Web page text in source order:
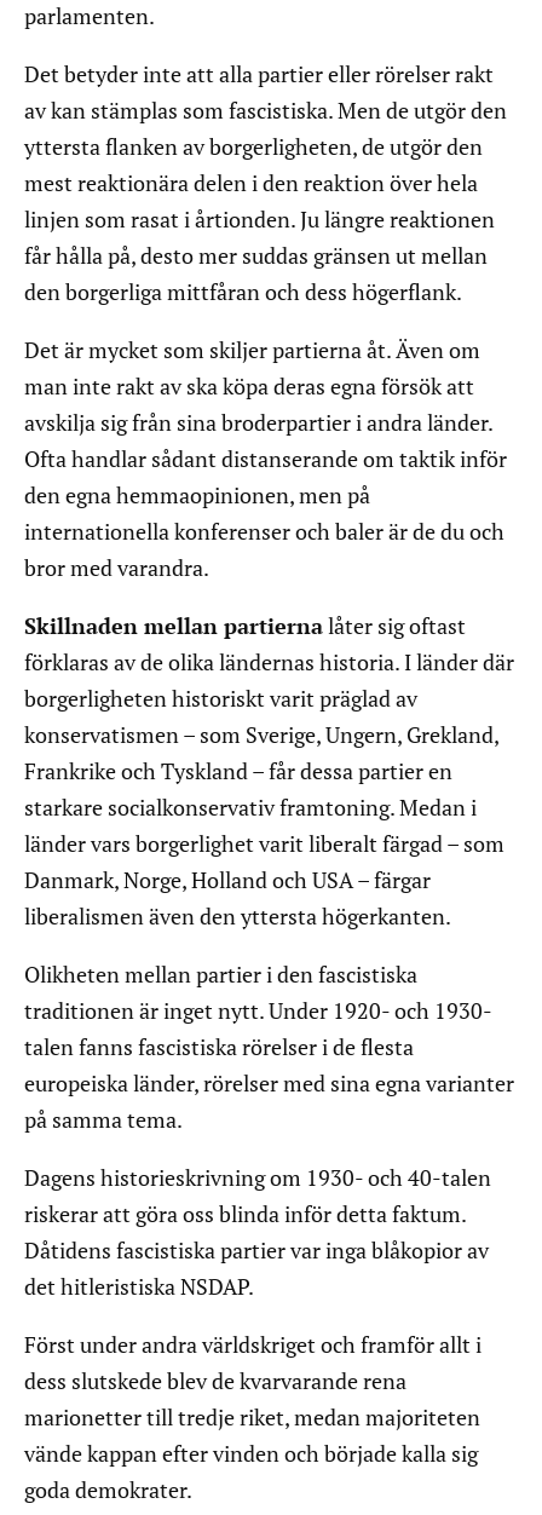
parlamenten.
Det betyder inte att alla partier eller rörelser rakt
av kan stämplas som fascistiska. Men de utgör den
yttersta flanken av borgerligheten, de utgör den
mest reaktionära delen i den reaktion över hela
linjen som rasat i årtionden. Ju längre reaktionen
får hålla på, desto mer suddas gränsen ut mellan
den borgerliga mittfåran och dess högerflank.
Det är mycket som skiljer partierna åt. Även om
man inte rakt av ska köpa deras egna försök att
avskilja sig från sina broderpartier i andra länder.
Ofta handlar sådant distanserande om taktik inför
den egna hemmaopinionen, men på
internationella konferenser och baler är de du och
bror med varandra.
Skillnaden mellan partiernalåter sig oftast
förklaras av de olika ländernas historia. I länder där
borgerligheten historiskt varit präglad av
konservatismen – som Sverige, Ungern, Grekland,
Frankrike och Tyskland – får dessa partier en
starkare socialkonservativ framtoning. Medan i
länder vars borgerlighet varit liberalt färgad – som
Danmark, Norge, Holland och USA – färgar
liberalismen även den yttersta högerkanten.
Olikheten mellan partier i den fascistiska
traditionen är inget nytt. Under 1920- och 1930-
talen fanns fascistiska rörelser i de flesta
europeiska länder, rörelser med sina egna varianter
på samma tema.
Dagens historieskrivning om 1930- och 40-talen
riskerar att göra oss blinda inför detta faktum.
Dåtidens fascistiska partier var inga blåkopior av
det hitleristiska NSDAP.
Först under andra världskriget och framför allt i
dess slutskede blev de kvarvarande rena
marionetter till tredje riket, medan majoriteten
vände kappan efter vinden och började kalla sig
goda demokrater.